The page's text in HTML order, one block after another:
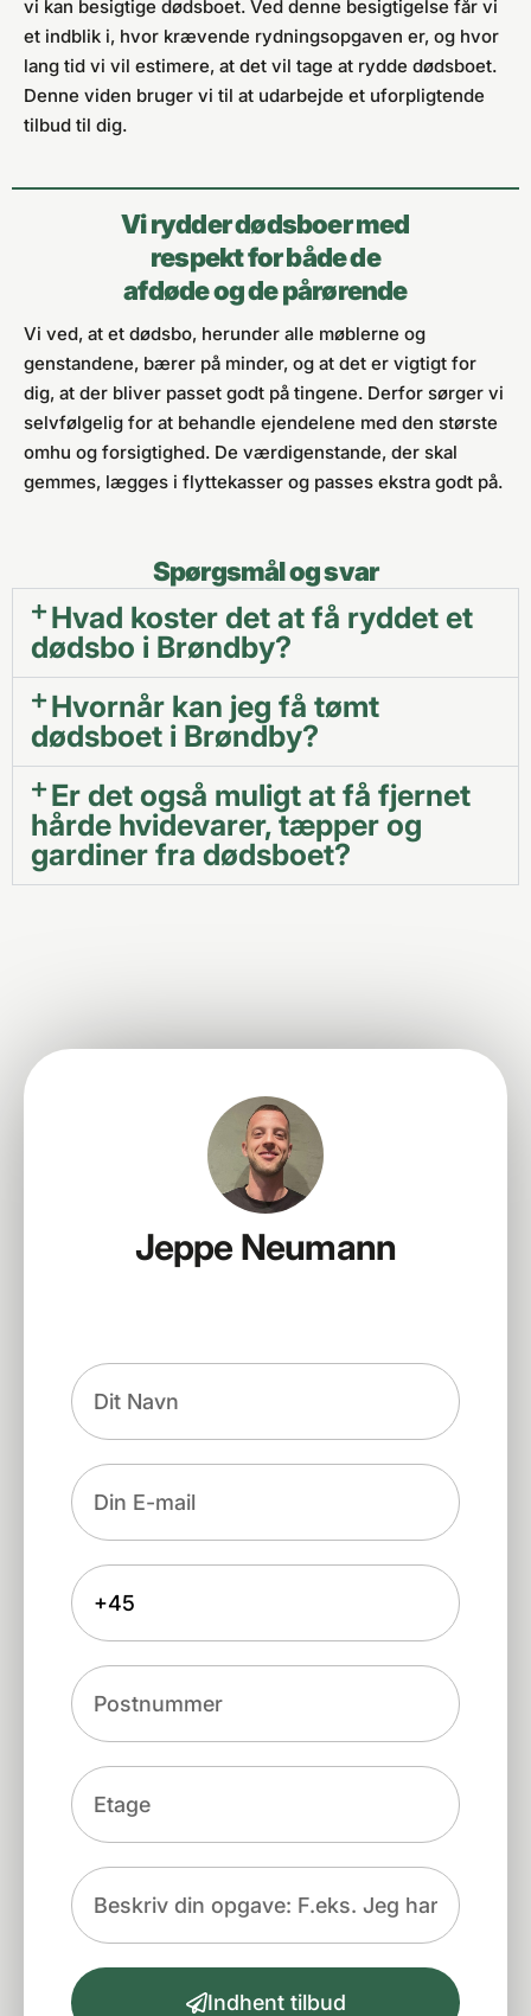
vi kan besigtige dødsboet. Ved denne besigtigelse får vi
et indblik i, hvor krævende rydningsopgaven er, og hvor
lang tid vi vil estimere, at det vil tage at rydde dødsboet.
Denne viden bruger vi til at udarbejde et uforpligtende
tilbud til dig.
Vi rydder dødsboer med
respekt for både de
afdøde og de pårørende
Vi ved, at et dødsbo, herunder alle møblerne og
genstandene, bærer på minder, og at det er vigtigt for
dig, at der bliver passet godt på tingene. Derfor sørger vi
selvfølgelig for at behandle ejendelene med den største
omhu og forsigtighed. De værdigenstande, der skal
gemmes, lægges i flyttekasser og passes ekstra godt på.
Spørgsmål og svar
Hvad koster det at få ryddet et
dødsbo i Brøndby?
Hvornår kan jeg få tømt
dødsboet i Brøndby?
Er det også muligt at få fjernet
hårde hvidevarer, tæpper og
gardiner fra dødsboet?
Jeppe Neumann
Indhent tilbud